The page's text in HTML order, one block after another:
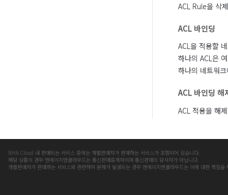
ACL Rule을 삭
ACL 바인딩
ACL을 적용할
하나의 ACL은
하나의 네트워
ACL 바인딩 해
ACL 적용을 해
NHN Cloud 내 판매되는 서비스 중에는 개별판매자가 판매하는 서비스가 포함되어 있습니다.
해당 상품의 경우 엔에이치엔클라우드는 통신판매중개자이며 통신판매의 당사자가 아닙니다.
개별판매자가 판매하는 서비스와 관련하여 문제가 발생되는 경우 엔에이치엔클라우드는 이에 대한 책임을